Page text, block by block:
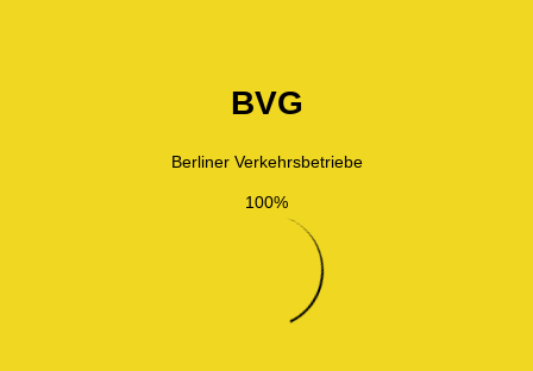
BVG
Berliner Verkehrsbetriebe
100%